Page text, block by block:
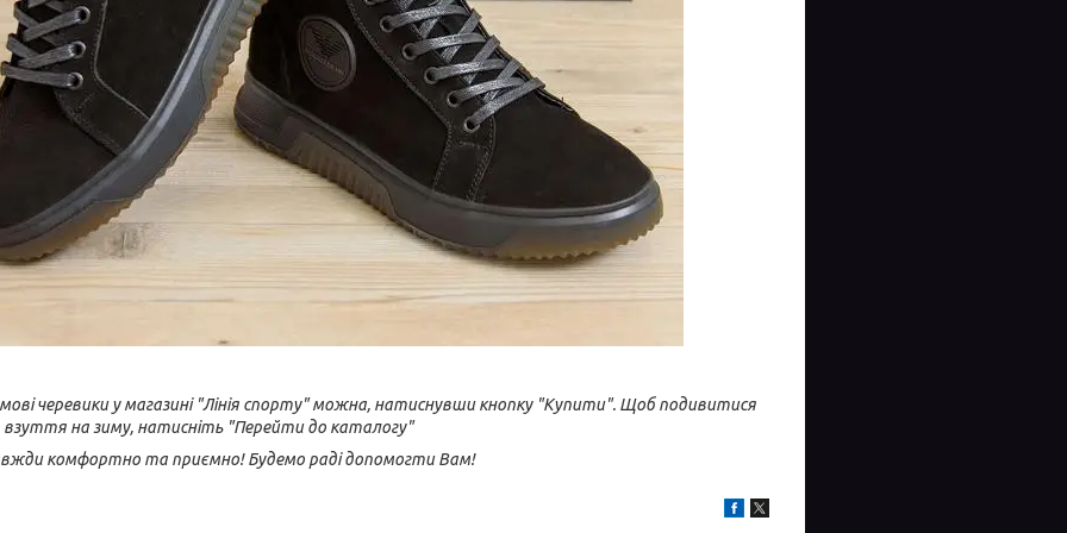
черевики у магазині "Лінія спорту" можна, натиснувши кнопку "Купити". Щоб подивитися
взуття на зиму, натисніть "Перейти до каталогу"
комфортно та приємно! Будемо раді допомогти Вам!